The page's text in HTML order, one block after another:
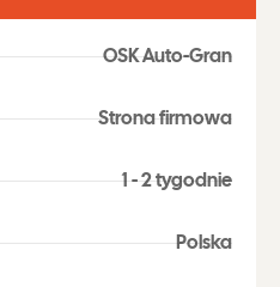
OSK Auto-Gran
Strona firmowa
1 - 2 tygodnie
Polska